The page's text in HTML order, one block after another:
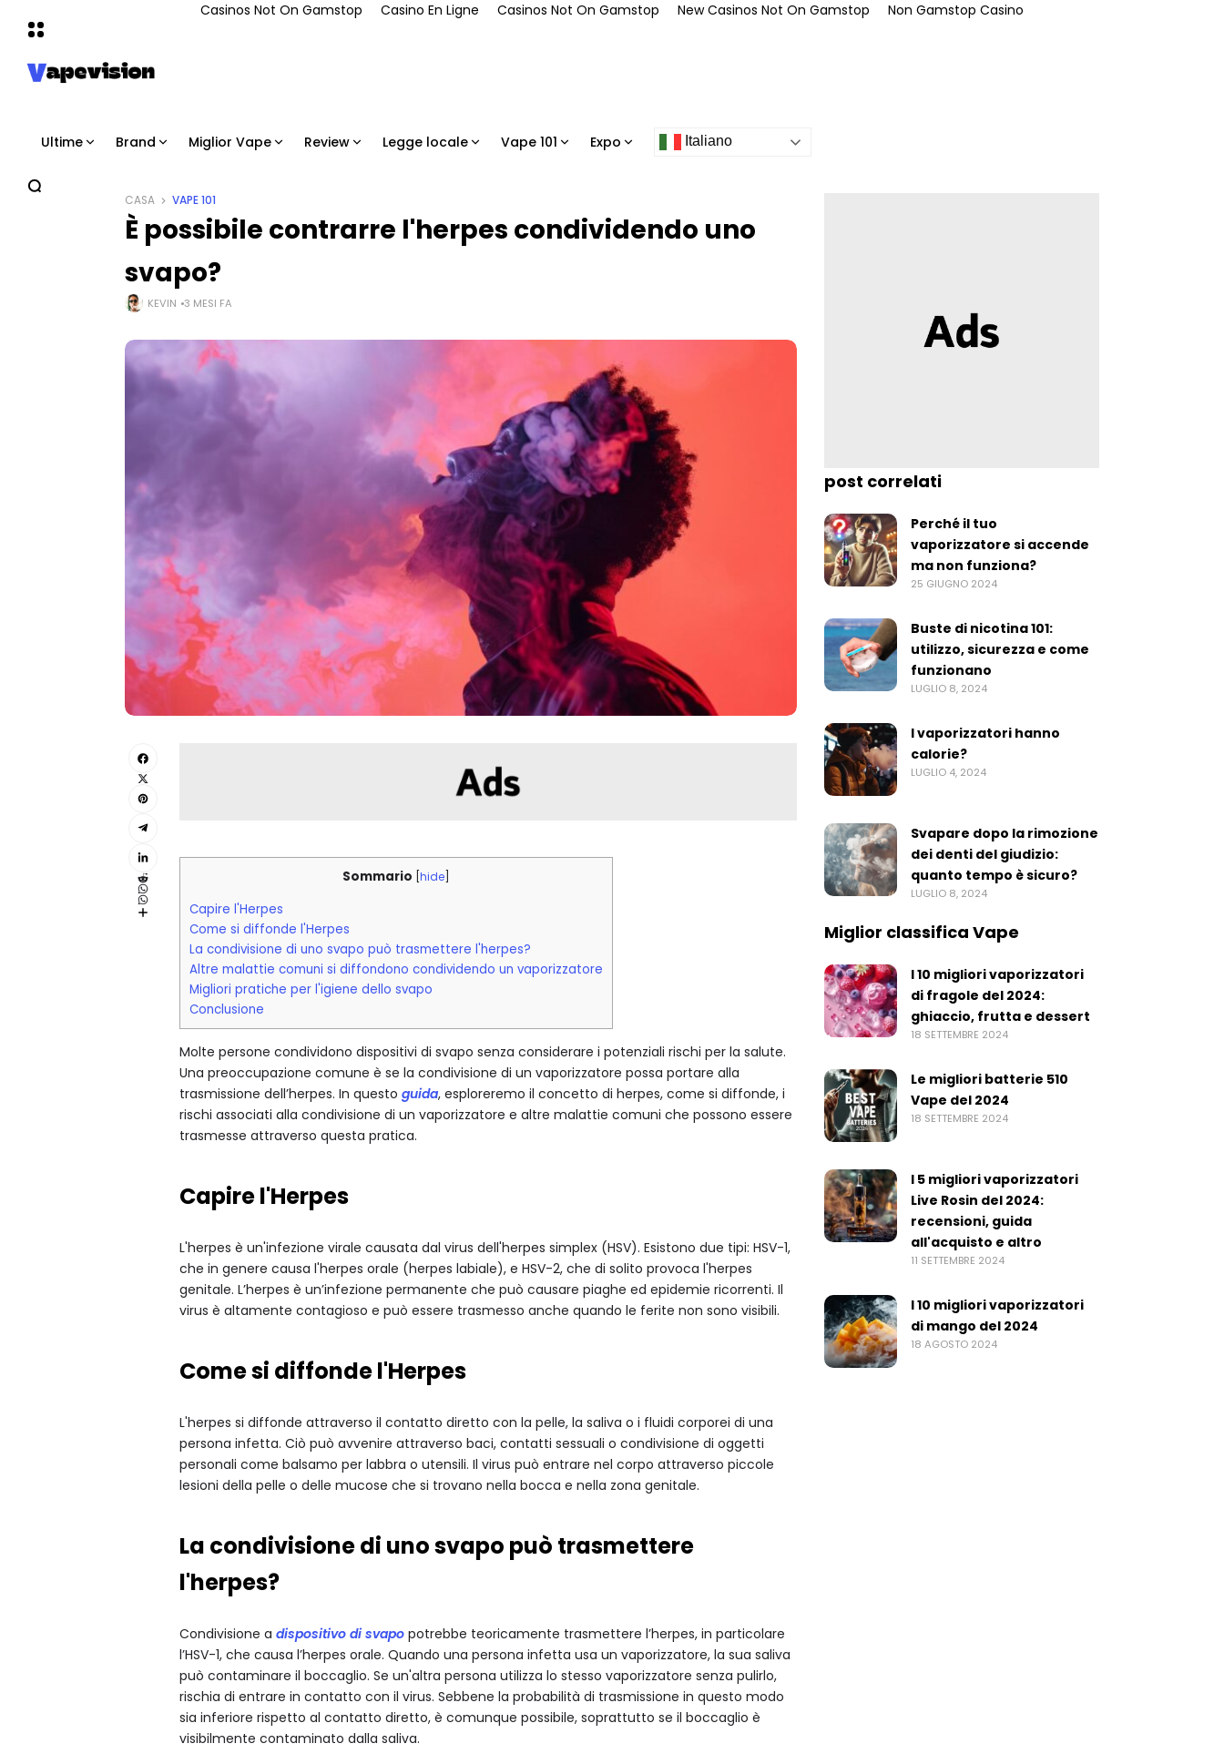
Casinos Not On Gamstop Casino En Ligne Casinos Not On Gamstop New Casinos Not On Gamstop Non Gamstop Casino
Ultime Brand Miglior Vape Review Legge locale Vape 101 Expo Italiano
CASA VAPE 101
È possibile contrarre l'herpes condividendo uno
svapo?
KEVIN 3 MESI FA
Sommario hide
Capire l'Herpes
Come si diffonde l'Herpes
La condivisione di uno svapo può trasmettere l'herpes?
Altre malattie comuni si diffondono condividendo un vaporizzatore
Migliori pratiche per l'igiene dello svapo
Conclusione
Molte persone condividono dispositivi di svapo senza considerare i potenziali rischi per la salute.
Una preoccupazione comune è se la condivisione di un vaporizzatore possa portare alla
trasmissione dell’herpes. In questo guida, esploreremo il concetto di herpes, come si diffonde, i
rischi associati alla condivisione di un vaporizzatore e altre malattie comuni che possono essere
trasmesse attraverso questa pratica.
Capire l'Herpes
L'herpes è un'infezione virale causata dal virus dell'herpes simplex (HSV). Esistono due tipi: HSV-1,
che in genere causa l'herpes orale (herpes labiale), e HSV-2, che di solito provoca l'herpes
genitale. L’herpes è un’infezione permanente che può causare piaghe ed epidemie ricorrenti. Il
virus è altamente contagioso e può essere trasmesso anche quando le ferite non sono visibili.
Come si diffonde l'Herpes
L'herpes si diffonde attraverso il contatto diretto con la pelle, la saliva o i fluidi corporei di una
persona infetta. Ciò può avvenire attraverso baci, contatti sessuali o condivisione di oggetti
personali come balsamo per labbra o utensili. Il virus può entrare nel corpo attraverso piccole
lesioni della pelle o delle mucose che si trovano nella bocca e nella zona genitale.
La condivisione di uno svapo può trasmettere
l'herpes?
Condivisione a dispositivo di svapo potrebbe teoricamente trasmettere l’herpes, in particolare
l’HSV-1, che causa l’herpes orale. Quando una persona infetta usa un vaporizzatore, la sua saliva
può contaminare il boccaglio. Se un'altra persona utilizza lo stesso vaporizzatore senza pulirlo,
rischia di entrare in contatto con il virus. Sebbene la probabilità di trasmissione in questo modo
sia inferiore rispetto al contatto diretto, è comunque possibile, soprattutto se il boccaglio è
visibilmente contaminato dalla saliva.
post correlati
Perché il tuo
vaporizzatore si accende
ma non funziona?
25 GIUGNO 2024
Buste di nicotina 101:
utilizzo, sicurezza e come
funzionano
LUGLIO 8, 2024
I vaporizzatori hanno
calorie?
LUGLIO 4, 2024
Svapare dopo la rimozione
dei denti del giudizio:
quanto tempo è sicuro?
LUGLIO 8, 2024
Miglior classifica Vape
I 10 migliori vaporizzatori
di fragole del 2024:
ghiaccio, frutta e dessert
18 SETTEMBRE 2024
Le migliori batterie 510
Vape del 2024
18 SETTEMBRE 2024
I 5 migliori vaporizzatori
Live Rosin del 2024:
recensioni, guida
all'acquisto e altro
11 SETTEMBRE 2024
I 10 migliori vaporizzatori
di mango del 2024
18 AGOSTO 2024